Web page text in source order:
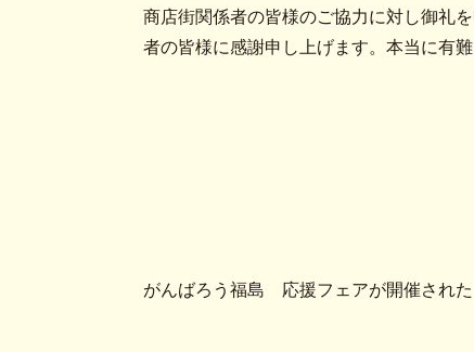
商店街関係者の皆様のご協力に対し御礼
者の皆様に感謝申し上げます。本当に有難
がんばろう福島 応援フェアが開催された